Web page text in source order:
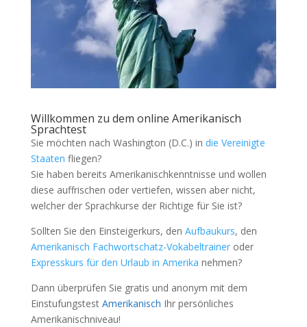
Willkommen zu dem online Amerikanisch
Sprachtest
Sie möchten nach Washington (D.C.) in die Vereinigte
Staaten fliegen?
Sie haben bereits Amerikanischkenntnisse und wollen
diese auffrischen oder vertiefen, wissen aber nicht,
welcher der Sprachkurse der Richtige für Sie ist?
Sollten Sie den Einsteigerkurs, den Aufbaukurs, den
Amerikanisch Fachwortschatz-Vokabeltraineroder
Expresskurs für den Urlaub in Amerika nehmen?
Dann überprüfen Sie gratis und anonym mit dem
Einstufungstest Amerikanisch Ihr persönliches
Amerikanischniveau!